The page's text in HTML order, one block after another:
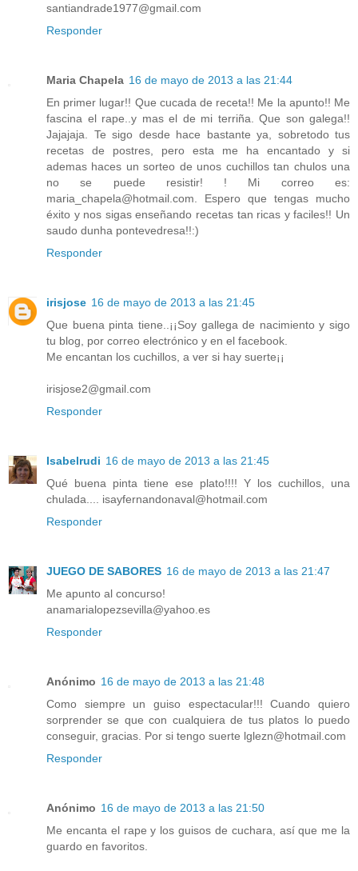
santiandrade1977@gmail.com
Responder
Maria Chapela 16 de mayo de 2013 a las 21:44
En primer lugar!! Que cucada de receta!! Me la apunto!! Me
fascina el rape..y mas el de mi terriña. Que son galega!!
Jajajaja. Te sigo desde hace bastante ya, sobretodo tus
recetas de postres, pero esta me ha encantado y si
ademas haces un sorteo de unos cuchillos tan chulos una
no se puede resistir! ! Mi correo es:
maria_chapela@hotmail.com. Espero que tengas mucho
éxito y nos sigas enseñando recetas tan ricas y faciles!! Un
saudo dunha pontevedresa!!:)
Responder
irisjose 16 de mayo de 2013 a las 21:45
Que buena pinta tiene..¡¡Soy gallega de nacimiento y sigo
tu blog, por correo electrónico y en el facebook.
Me encantan los cuchillos, a ver si hay suerte¡¡
irisjose2@gmail.com
Responder
Isabelrudi 16 de mayo de 2013 a las 21:45
Qué buena pinta tiene ese plato!!!! Y los cuchillos, una
chulada.... isayfernandonaval@hotmail.com
Responder
JUEGO DE SABORES 16 de mayo de 2013 a las 21:47
Me apunto al concurso!
anamarialopezsevilla@yahoo.es
Responder
Anónimo 16 de mayo de 2013 a las 21:48
Como siempre un guiso espectacular!!! Cuando quiero
sorprender se que con cualquiera de tus platos lo puedo
conseguir, gracias. Por si tengo suerte lglezn@hotmail.com
Responder
Anónimo 16 de mayo de 2013 a las 21:50
Me encanta el rape y los guisos de cuchara, así que me la
guardo en favoritos.